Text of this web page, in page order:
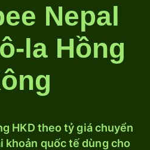
Nepal
la Hồng
HKD theo tỷ giá chuyển
khoản quốc tế dùng cho